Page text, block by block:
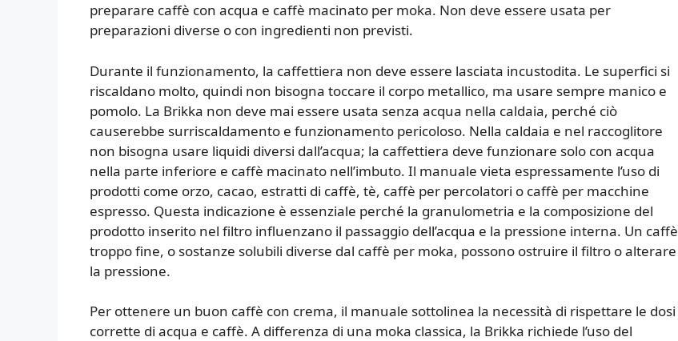
preparare caffè con acqua e caffè macinato per moka. Non deve essere usata per
preparazioni diverse o con ingredienti non previsti.
Durante il funzionamento, la caffettiera non deve essere lasciata incustodita. Le superfici si
riscaldano molto, quindi non bisogna toccare il corpo metallico, ma usare sempre manico e
pomolo. La Brikka non deve mai essere usata senza acqua nella caldaia, perché ciò
causerebbe surriscaldamento e funzionamento pericoloso. Nella caldaia e nel raccoglitore
non bisogna usare liquidi diversi dall’acqua; la caffettiera deve funzionare solo con acqua
nella parte inferiore e caffè macinato nell’imbuto. Il manuale vieta espressamente l’uso di
prodotti come orzo, cacao, estratti di caffè, tè, caffè per percolatori o caffè per macchine
espresso. Questa indicazione è essenziale perché la granulometria e la composizione del
prodotto inserito nel filtro influenzano il passaggio dell’acqua e la pressione interna. Un caffè
troppo fine, o sostanze solubili diverse dal caffè per moka, possono ostruire il filtro o alterare
la pressione.
Per ottenere un buon caffè con crema, il manuale sottolinea la necessità di rispettare le dosi
corrette di acqua e caffè. A differenza di una moka classica, la Brikka richiede l’uso del